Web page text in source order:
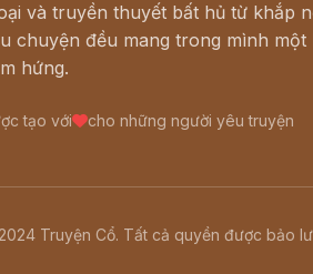
và truyền thuyết bất hủ từ khắp
chuyện đều mang trong mình một
hứng.
tạo với cho những người yêu truyện
Truyện Cổ. Tất cả quyền được bảo